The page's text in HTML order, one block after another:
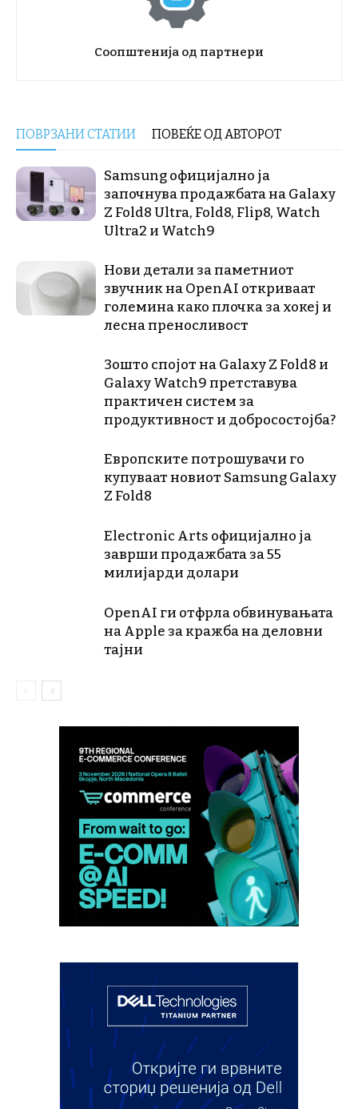
Соопштенија од партнери
ПОВРЗАНИ СТАТИИ ПОВЕЌЕ ОД АВТОРОТ
Samsung официјално ја
започнува продажбата на Galaxy
Z Fold8 Ultra, Fold8, Flip8, Watch
Ultra2 и Watch9
Нови детали за паметниот
звучник на OpenAI откриваат
големина како плочка за хокеј и
лесна преносливост
Зошто спојот на Galaxy Z Fold8 и
Galaxy Watch9 претставува
практичен систем за
продуктивност и добросостојба?
Европските потрошувачи го
купуваат новиот Samsung Galaxy
Z Fold8
Electronic Arts официјално ја
заврши продажбата за 55
милијарди долари
OpenAI ги отфрла обвинувањата
на Apple за кражба на деловни
тајни